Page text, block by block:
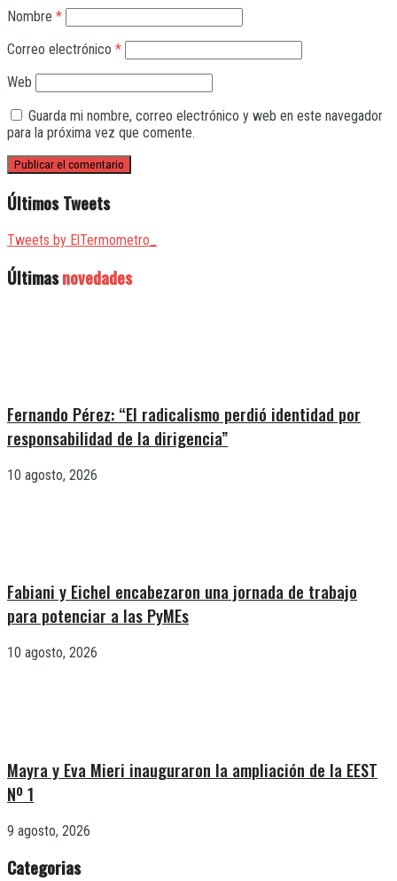
Nombre *
Correo electrónico *
Web
Guarda mi nombre, correo electrónico y web en este navegador
para la próxima vez que comente.
Últimos Tweets
Tweets by ElTermometro_
Últimasnovedades
Fernando Pérez: “El radicalismo perdió identidad por
responsabilidad de la dirigencia”
10 agosto, 2026
Fabiani y Eichel encabezaron una jornada de trabajo
para potenciar a las PyMEs
10 agosto, 2026
Mayra y Eva Mieri inauguraron la ampliación de la EEST
Nº 1
9 agosto, 2026
Categorias